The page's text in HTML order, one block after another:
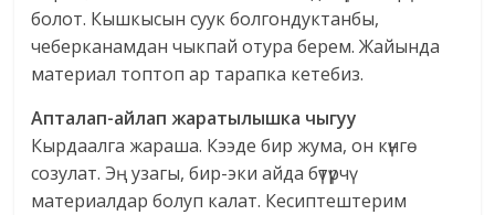
болот. Кышкысын суук болгондуктанбы,
чеберканамдан чыкпай отура берем. Жайында
материал топтоп ар тарапка кетебиз.
Апталап-айлап жаратылышка чыгуу
Кырдаалга жараша. Кээде бир жума, он күнгө
созулат. Эң узагы, бир-эки айда бүтүрчү
материалдар болуп калат. Кесиптештерим